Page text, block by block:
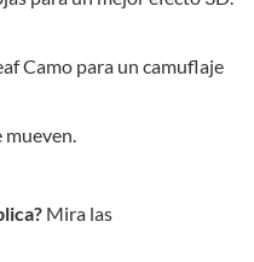
Camo para un camuflaje
mueven.
Mira las